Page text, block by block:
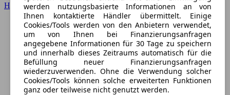
Hyundaiwerden nutzungsbasierte Informationen an von
Ihnen kontaktierte Händler übermittelt. Einige
Cookies/Tools werden von den Anbietern verwendet,
um von Ihnen bei Finanzierungsanfragen
angegebene Informationen für 30 Tage zu speichern
und innerhalb dieses Zeitraums automatisch für die
Befüllung neuer Finanzierungsanfragen
wiederzuverwenden. Ohne die Verwendung solcher
Cookies/Tools können solche erweiterten Funktionen
ganz oder teilweise nicht genutzt werden.